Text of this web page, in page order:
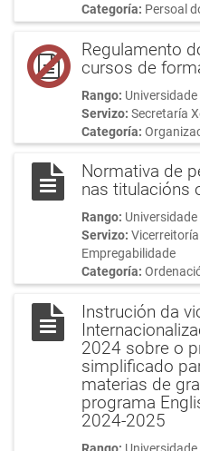
Categoría: Persoal
Regulamento
cursos de
Rango: Universidade
Servizo: Secretaría
Categoría:
Normativa de
nas titulacións
Rango: Universidade
Servizo:
Empregabilidade
Categoría:
Instrución da
2024 sobre o
simplificado
materias de
programa
2024-2025
Rango: Universidade